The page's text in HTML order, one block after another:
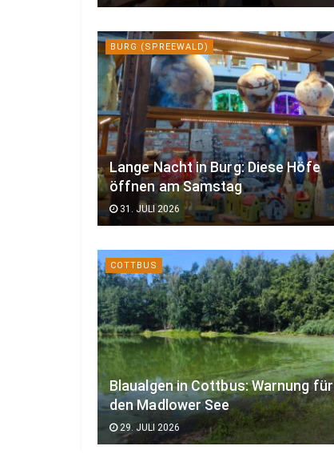
BURG (SPREEWALD)
Lange Nacht in Burg: Diese Höfe
öffnen am Samstag
31. JULI 2026
COTTBUS
Blaualgen in Cottbus: Warnung für
den Madlower See
29. JULI 2026